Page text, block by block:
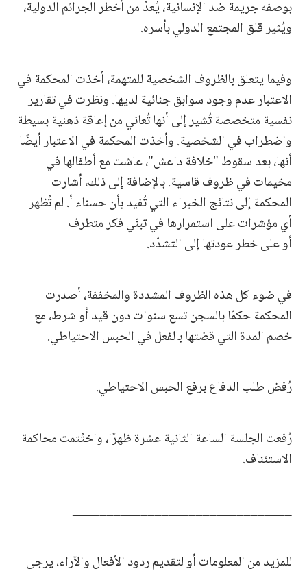
بوصفه جريمة ضد الإنسانية، يُعدّ من أخطر الجرائم الدولية،
ويُثير قلق المجتمع الدولي بأسره.
وفيما يتعلق بالظروف الشخصية للمتهمة، أخذت المحكمة في
الاعتبار عدم وجود سوابق جنائية لديها. ونظرت في تقارير
نفسية متخصصة تُشير إلى أنها تُعاني من إعاقة ذهنية بسيطة
واضطراب في الشخصية. وأخذت المحكمة في الاعتبار أيضًا
أنها، بعد سقوط "خلافة داعش"، عاشت مع أطفالها في
مخيمات في ظروف قاسية. بالإضافة إلى ذلك، أشارت
المحكمة إلى نتائج الخبراء التي تُفيد بأن حسناء أ. لم تُظهر
أي مؤشرات على استمرارها في تبنّي فكر متطرف
أو على خطر عودتها إلى التشدّد.
في ضوء كل هذه الظروف المشددة والمخففة، أصدرت
المحكمة حكمًا بالسجن تسع سنوات دون قيد أو شرط، مع
خصم المدة التي قضتها بالفعل في الحبس الاحتياطي.
رُفض طلب الدفاع برفع الحبس الاحتياطي.
رُفعت الجلسة الساعة الثانية عشرة ظهرًا، واختُتمت محاكمة
الاستئناف.
________________________________
للمزيد من المعلومات أو لتقديم ردود الأفعال والآراء، يرجى